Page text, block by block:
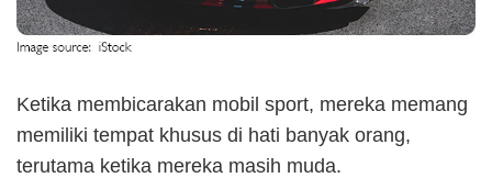
Ketika membicarakan mobil sport, mereka memang
memiliki tempat khusus di hati banyak orang,
terutama ketika mereka masih muda.